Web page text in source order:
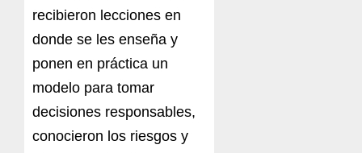
recibieron lecciones en
donde se les enseña y
ponen en práctica un
modelo para tomar
decisiones responsables,
conocieron los riesgos y